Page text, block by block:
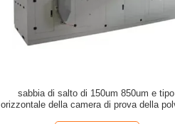
sabbia di salto di 150um 850um e tipo
orizzontale della camera di prova della